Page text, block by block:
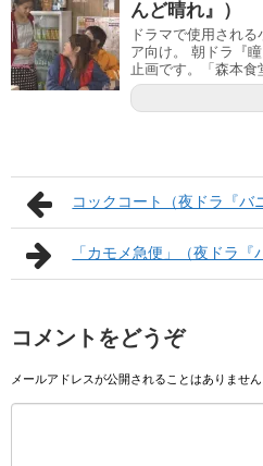
んど晴れ』）
ドラマで使用され
ア向け。 朝ドラ『
止画です。「森本食
コックコート（夜ドラ『バ
「カモメ急便」（夜ドラ『
コメントをどうぞ
メールアドレスが公開されることはありません